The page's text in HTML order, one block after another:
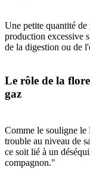
Une petite quantité
production excessive
de la digestion ou de
Le rôle de la
gaz
Comme le souligne le
trouble au niveau de
ce soit lié à un
compagnon."